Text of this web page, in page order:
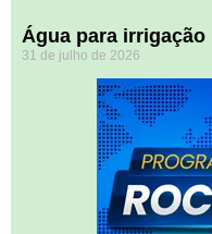
Água para irrigação
31 de julho de 2026